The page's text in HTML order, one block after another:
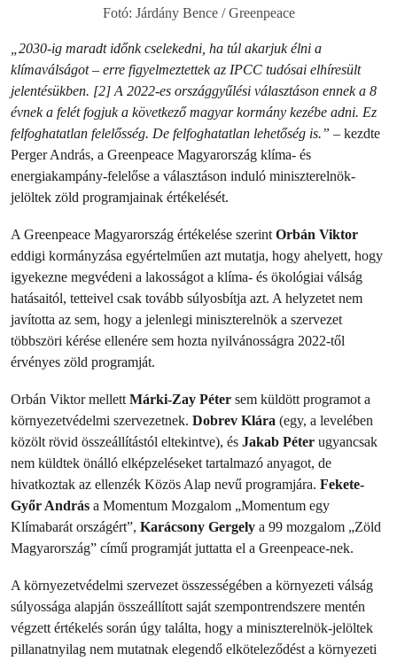
Fotó: Járdány Bence / Greenpeace
„2030-ig maradt időnk cselekedni, ha túl akarjuk élni a
klímaválságot – erre figyelmeztettek az IPCC tudósai elhíresült
jelentésükben. [2] A 2022-es országgyűlési választáson ennek a 8
évnek a felét fogjuk a következő magyar kormány kezébe adni. Ez
felfoghatatlan felelősség. De felfoghatatlan lehetőség is.” – kezdte
Perger András, a Greenpeace Magyarország klíma- és
energiakampány-felelőse a választáson induló miniszterelnök-
jelöltek zöld programjainak értékelését.
A Greenpeace Magyarország értékelése szerintOrbán Viktor
eddigi kormányzása egyértelműen azt mutatja, hogy ahelyett, hogy
igyekezne megvédeni a lakosságot a klíma- és ökológiai válság
hatásaitól, tetteivel csak tovább súlyosbítja azt. A helyzetet nem
javította az sem, hogy a jelenlegi miniszterelnök a szervezet
többszöri kérése ellenére sem hozta nyilvánosságra 2022-től
érvényes zöld programját.
Orbán Viktor mellettMárki-Zay Péter sem küldött programot a
környezetvédelmi szervezetnek. Dobrev Klára (egy, a levelében
közölt rövid összeállítástól eltekintve), és Jakab Péter ugyancsak
nem küldtek önálló elképzeléseket tartalmazó anyagot, de
hivatkoztak az ellenzék Közös Alap nevű programjára. Fekete-
Győr András a Momentum Mozgalom „Momentum egy
Klímabarát országért”, Karácsony Gergely a 99 mozgalom „Zöld
Magyarország” című programját juttatta el a Greenpeace-nek.
A környezetvédelmi szervezet összességében a környezeti válság
súlyossága alapján összeállított saját szempontrendszere mentén
végzett értékelés során úgy találta, hogy a miniszterelnök-jelöltek
pillanatnyilag nem mutatnak elegendő elköteleződést a környezeti